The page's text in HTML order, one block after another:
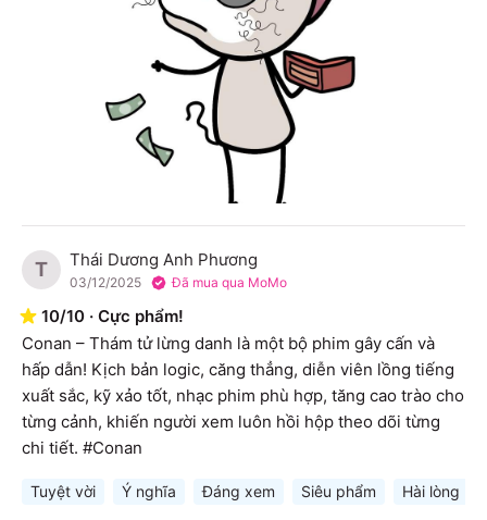
T Thái Dương Anh Phương
03/12/2025 Đã mua qua MoMo
10/10 · Cực phẩm!
Conan – Thám tử lừng danh là một bộ phim gây cấn và
hấp dẫn! Kịch bản logic, căng thẳng, diễn viên lồng tiếng
xuất sắc, kỹ xảo tốt, nhạc phim phù hợp, tăng cao trào cho
từng cảnh, khiến người xem luôn hồi hộp theo dõi từng
chi tiết. #Conan
Tuyệt vời Ý nghĩa Đáng xem Siêu phẩm Hài lòng